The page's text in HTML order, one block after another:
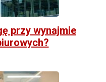
przy wynajmie